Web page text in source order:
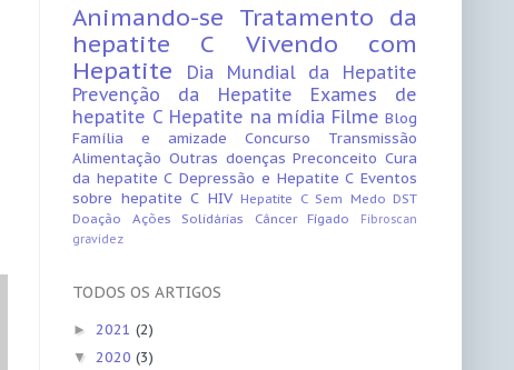
Animando-se Tratamento da
hepatite C
Vivendo com
Hepatite
Dia Mundial da Hepatite
Prevenção da Hepatite
Exames de
hepatite C Hepatite na mídia Filme Blog
Família e amizade
Concurso
Transmissão
Alimentação Outras doenças Preconceito Cura
da hepatite C Depressão e Hepatite C Eventos
sobre hepatite C HIV Hepatite C Sem Medo DST
Doação
Ações Solidárias Câncer Fígado
Fibroscan
gravidez
TODOS OS ARTIGOS
► 2021 (2)
▼ 2020 (3)